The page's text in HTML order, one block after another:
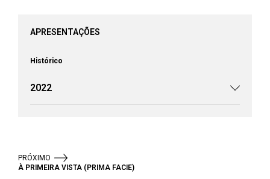
APRESENTAÇÕES
Histórico
2022
PRÓXIMO
À PRIMEIRA VISTA (PRIMA FACIE)